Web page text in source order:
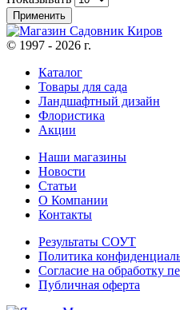
© 1997 - 2026 г.
Каталог
Товары для сада
Ландшафтный дизайн
Флористика
Акции
Наши магазины
Новости
Статьи
О Компании
Контакты
Результаты СОУТ
Политика
Согласие на обработку
Публичная оферта